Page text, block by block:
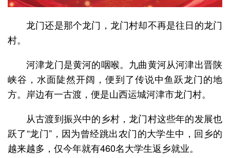
龙门还是那个龙门，龙门村却不再是往日的龙门
村。
河津龙门是黄河的咽喉。九曲黄河从河津出晋陕
峡谷，水面陡然开阔，便到了传说中鱼跃龙门的地
方。岸边有一古渡，便是山西运城河津市龙门村。
从古渡到振兴中的乡村，龙门村这些年的发展也
跃了“龙门”，因为曾经跳出农门的大学生中，回乡的
越来越多，仅今年就有460名大学生返乡就业。